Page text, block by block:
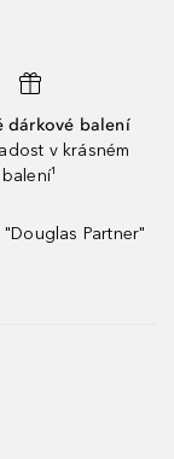
dárkové balení
v krásném
balení¹
Partner"